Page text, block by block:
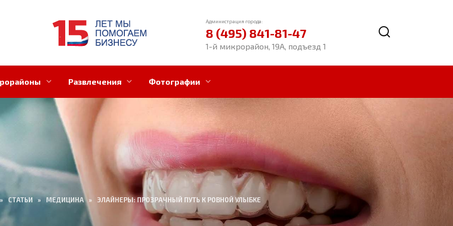
Администрация города:
8 (495) 841-81-47
1-й микрорайон, 19А, подъезд 1
Развлечения Фотографии
» СТАТЬИ » МЕДИЦИНА » ЭЛАЙНЕРЫ: ПРОЗРАЧНЫЙ ПУТЬ К РОВНОЙ УЛЫБКЕ